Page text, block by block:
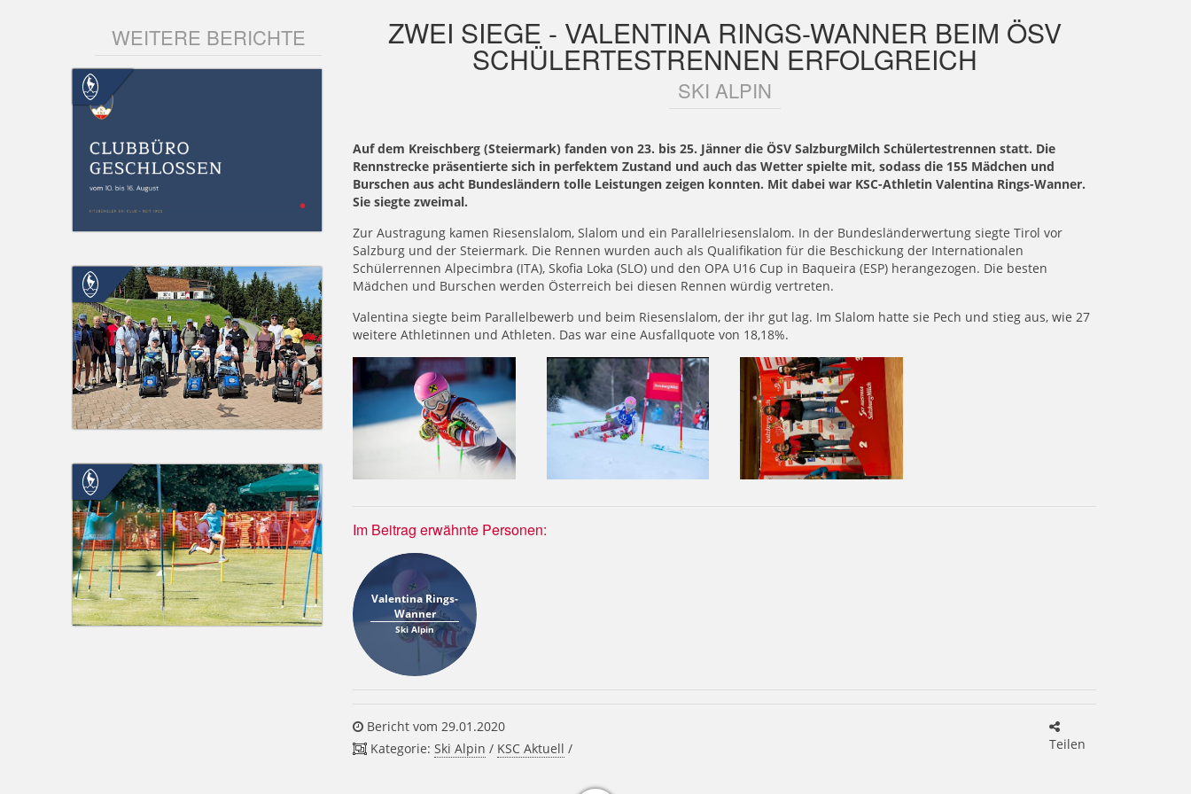
ZWEI SIEGE - VALENTINA RINGS-WANNER BEIM ÖSV
SCHÜLERTESTRENNEN ERFOLGREICH
SKI ALPIN
Auf dem Kreischberg (Steiermark) fanden von 23. bis 25. Jänner die ÖSV SalzburgMilch Schülertestrennen statt. Die
Rennstrecke präsentierte sich in perfektem Zustand und auch das Wetter spielte mit, sodass die 155 Mädchen und
Burschen aus acht Bundesländern tolle Leistungen zeigen konnten. Mit dabei war KSC-Athletin Valentina Rings-Wanner.
Sie siegte zweimal.
Zur Austragung kamen Riesenslalom, Slalom und ein Parallelriesenslalom. In der Bundesländerwertung siegte Tirol vor
Salzburg und der Steiermark. Die Rennen wurden auch als Qualifikation für die Beschickung der Internationalen
Schülerrennen Alpecimbra (ITA), Skofia Loka (SLO) und den OPA U16 Cup in Baqueira (ESP) herangezogen. Die besten
Mädchen und Burschen werden Österreich bei diesen Rennen würdig vertreten.
Valentina siegte beim Parallelbewerb und beim Riesenslalom, der ihr gut lag. Im Slalom hatte sie Pech und stieg aus, wie 27
weitere Athletinnen und Athleten. Das war eine Ausfallquote von 18,18%.
Im Beitrag erwähnte Personen:
Valentina Rings-
Wanner
Ski Alpin
Bericht vom 29.01.2020
Kategorie:Ski Alpin / KSC Aktuell / Teilen
WEITERE BERICHTE